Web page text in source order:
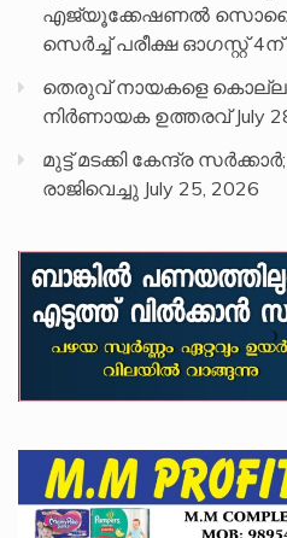
എജ്യൂക്കേഷണൽ
സെർച്ച് പരീക്ഷ ഓഗസ്റ്റ് 4ന്
തെരുവ് നായകളെ
നിർണായക ഉത്തരവ് July
മുട്ട് മടക്കി കേന്ദ്ര
രാജിവെച്ചു July 25, 2026